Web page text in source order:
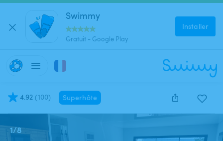
Swimmy
Gratuit - Google Play
Installer
4.92 (100) Superhôte
1/8